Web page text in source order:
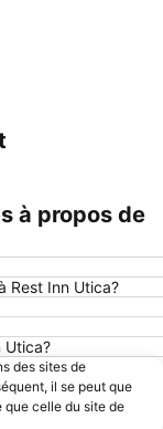
à propos de
Rest Inn Utica?
Utica?
des sites de
il se peut que
que celle du site de